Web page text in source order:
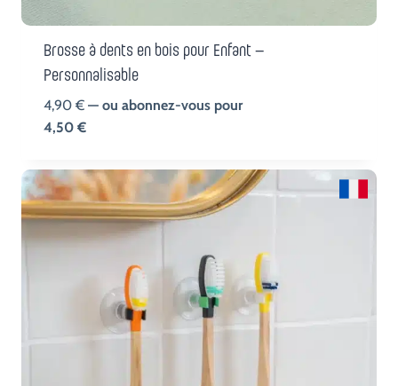
Brosse à dents en bois pour Enfant –
Personnalisable
4,90€ —ou abonnez-vous pour
4,50 €